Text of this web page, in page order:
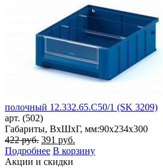
полочный 12.332.65.С50/1 (SK 3209)
арт. (502)
Габариты, ВxШxГ, мм:90x234x300
422руб. Первоначальная
цена
составляла
391 руб.
цена:
Подробнее В корзину
Акции и скидки